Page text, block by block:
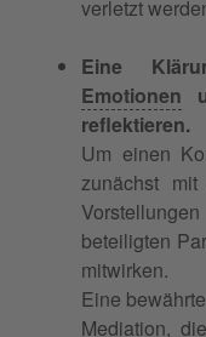
verletzt
Eine
Emotionen
reflektieren.
Um einen
zunächst
beteiligten
mitwirken.
Eine
Mediation,